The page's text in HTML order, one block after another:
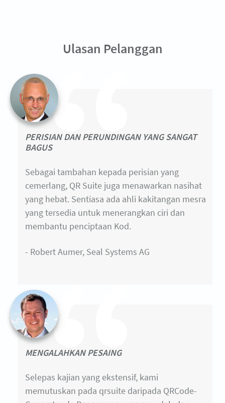
Ulasan Pelanggan
PERISIAN DAN PERUNDINGAN YANG SANGAT
BAGUS
Sebagai tambahan kepada perisian yang
cemerlang, QR Suite juga menawarkan nasihat
yang hebat. Sentiasa ada ahli kakitangan mesra
yang tersedia untuk menerangkan ciri dan
membantu penciptaan Kod.
- Robert Aumer, Seal Systems AG
MENGALAHKAN PESAING
Selepas kajian yang ekstensif, kami
memutuskan pada qrsuite daripada QRCode-